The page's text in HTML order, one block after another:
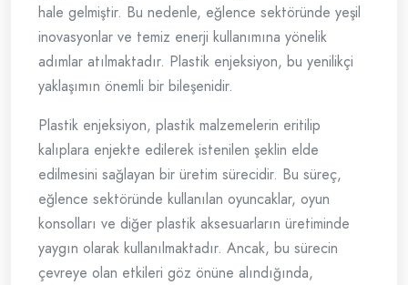
hale gelmiştir. Bu nedenle, eğlence sektöründe yeşil
inovasyonlar ve temiz enerji kullanımına yönelik
adımlar atılmaktadır. Plastik enjeksiyon, bu yenilikçi
yaklaşımın önemli bir bileşenidir.
Plastik enjeksiyon, plastik malzemelerin eritilip
kalıplara enjekte edilerek istenilen şeklin elde
edilmesini sağlayan bir üretim sürecidir. Bu süreç,
eğlence sektöründe kullanılan oyuncaklar, oyun
konsolları ve diğer plastik aksesuarların üretiminde
yaygın olarak kullanılmaktadır. Ancak, bu sürecin
çevreye olan etkileri göz önüne alındığında,